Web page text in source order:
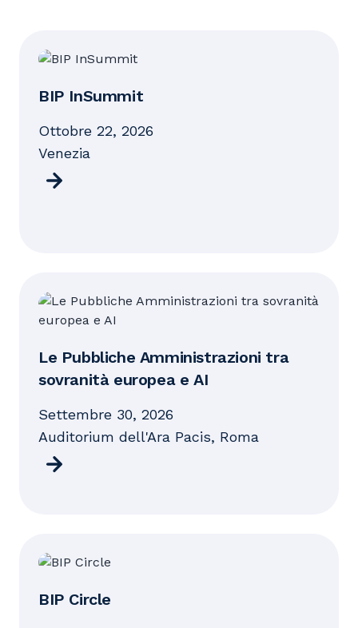
BIP InSummit
ottobre 22, 2026
Venezia
Le Pubbliche Amministrazioni tra
sovranità europea e AI
settembre 30, 2026
Auditorium dell'Ara Pacis, Roma
BIP Circle